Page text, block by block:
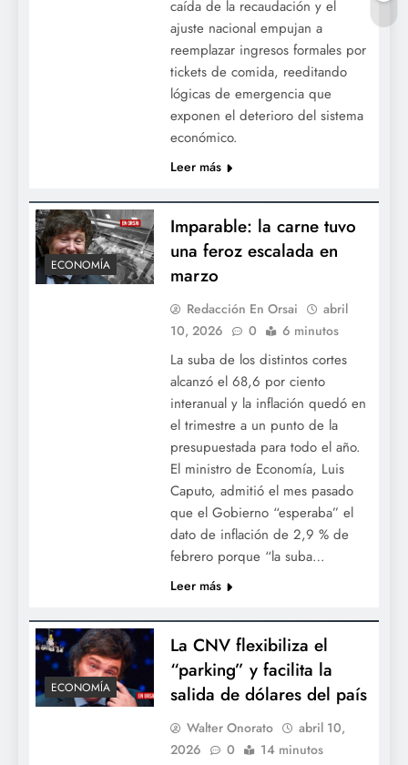
caída de la recaudación y el
ajuste nacional empujan a
reemplazar ingresos formales por
tickets de comida, reeditando
lógicas de emergencia que
exponen el deterioro del sistema
económico.
Leer más
ECONOMÍA
Imparable: la carne tuvo
una feroz escalada en
marzo
Redacción En Orsai
abril
10, 2026
0 6 minutos
La suba de los distintos cortes
alcanzó el 68,6 por ciento
interanual y la inflación quedó en
el trimestre a un punto de la
presupuestada para todo el año.
El ministro de Economía, Luis
Caputo, admitió el mes pasado
que el Gobierno “esperaba” el
dato de inflación de 2,9 % de
febrero porque “la suba…
Leer más
ECONOMÍA
La CNV flexibiliza el
“parking” y facilita la
salida de dólares del país
Walter Onorato
abril 10,
2026
0 14 minutos